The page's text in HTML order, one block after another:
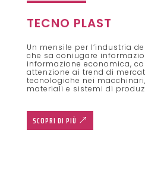
TECNO PLAST
Un mensile per l’industria
che sa coniugare
informazione economica,
attenzione ai trend di
tecnologiche nei
materiali e sistemi di
SCOPRI DI PIÙ